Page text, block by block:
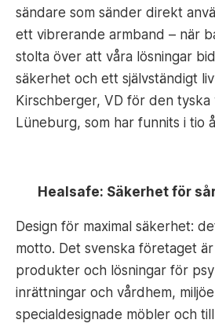
sändare som sänder direkt
ett vibrerande armband – när
stolta över att våra lösningar
säkerhet och ett självständigt
Kirschberger, VD för den tyska
Lüneburg, som har funnits i tio
Healsafe: Säkerhet för
Design för maximal säkerhet:
motto. Det svenska företaget
produkter och lösningar för
inrättningar och vårdhem,
specialdesignade möbler och